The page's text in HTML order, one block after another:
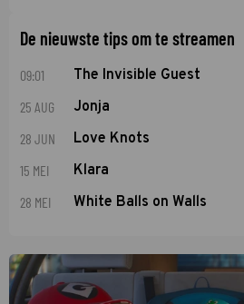
De nieuwste tips om te streamen
09:01 The Invisible Guest
25 AUG Jonja
28 JUN Love Knots
15 MEI Klara
28 MEI White Balls on Walls